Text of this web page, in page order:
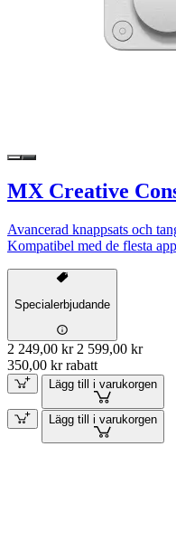
MX Creative
Avancerad knappsats och
Kompatibel med de flesta
Specialerbjudande
2 249,00 kr 2 599,00 kr
350,00 kr rabatt
Lägg till i varukorgen
Lägg till i varukorgen